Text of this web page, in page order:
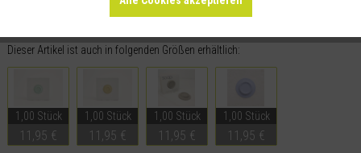
Teilen
Dieser Artikel ist auch in folgenden Größen erhältlich:
1,00 Stück
11,95 €
1,00 Stück
11,95 €
1,00 Stück
11,95 €
1,00 Stück
11,95 €